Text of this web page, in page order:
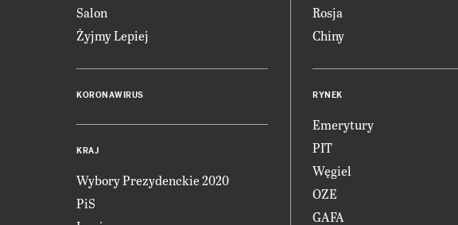
Salon
Żyjmy Lepiej
KORONAWIRUS
KRAJ
Wybory Prezydenckie 2020
PiS
Rosja
Chiny
RYNEK
Emerytury
PIT
Węgiel
OZE
GAFA